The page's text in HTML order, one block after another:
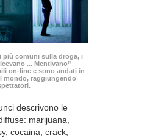
più comuni sulla droga, i
... Mentivano”
on-line e sono andati in
mondo, raggiungendo
descrivono le
marijuana,
cocaina, crack,